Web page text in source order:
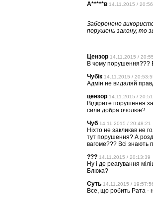
А*****в 14.11.2015 /
Заборонено
порушень закону, то
Цензор 14.11.2015 /
В чому
Чубік 14.11.2015 /
Адмін не видаляй
цензор 14.11.2015 /
Відкрите порушення
сили добра очолюе?
Чуб 14.11.2015 / 20:48:21
Ніхто не закликав не
тут порушення? А
вагоме??? Всі знають
??? 14.11.2015 / 20:13:39
Ну і де реагування
Блюка?
Суть 14.11.2015 /
Все, що робить Рата -